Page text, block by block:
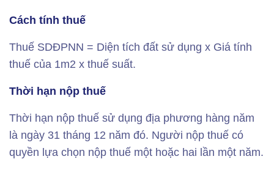
Cách tính thuế
Thuế SDĐPNN = Diện tích đất sử dụng x Giá tính
thuế của 1m2 x thuế suất.
Thời hạn nộp thuế
Thời hạn nộp thuế sử dụng địa phương hàng năm
là ngày 31 tháng 12 năm đó. Người nộp thuế có
quyền lựa chọn nộp thuế một hoặc hai lần một năm.